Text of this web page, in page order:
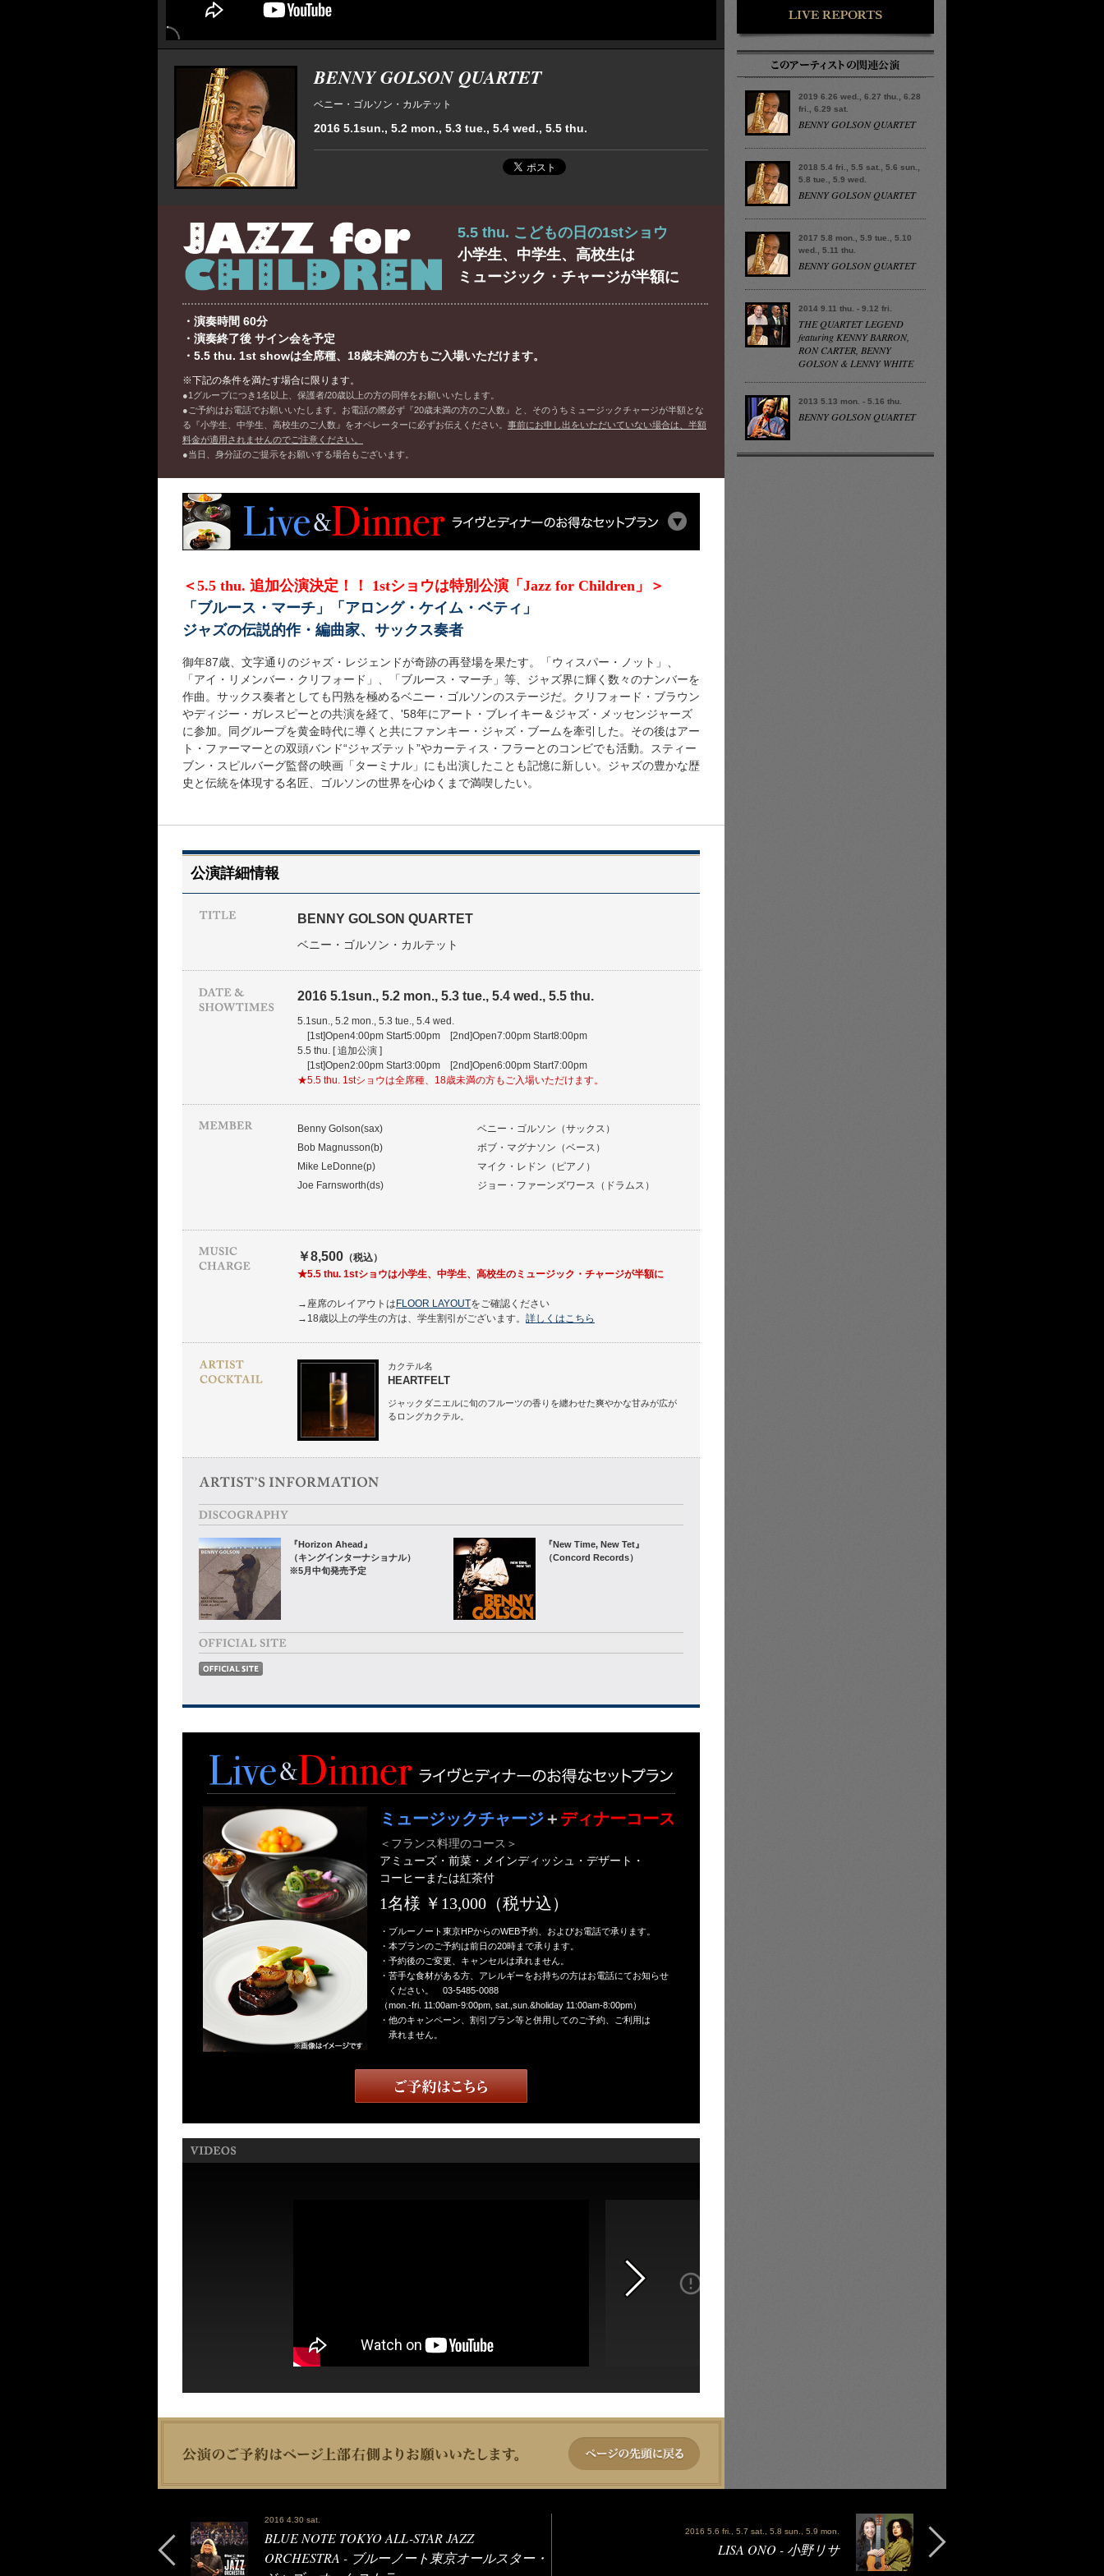
BENNY GOLSON QUARTET
ベニー・ゴルソン・カルテット
2016 5.1sun., 5.2 mon., 5.3 tue., 5.4 wed., 5.5 thu.
5.5 thu. こどもの日の1stショウ
小学生、中学生、高校生は
ミュージック・チャージが半額に
・演奏時間 60分
・演奏終了後 サイン会を予定
・5.5 thu. 1st showは全席種、18歳未満の方もご入場いただけます。
※下記の条件を満たす場合に限ります。
●1グループにつき1名以上、保護者/20歳以上の方の同伴をお願いいたします。
●ご予約はお電話でお願いいたします。お電話の際必ず『20歳未満の方のご人数』と、そのうちミュージックチャージが半額とな
る『小学生、中学生、高校生のご人数』をオペレーターに必ずお伝えください。 事前にお申し出をいただいていない場合は、半額
料金が適用されませんのでご注意ください。
●当日、身分証のご提示をお願いする場合もございます。
＜5.5 thu. 追加公演決定！！ 1stショウは特別公演「Jazz for Children」＞
「ブルース・マーチ」「アロング・ケイム・ベティ」
ジャズの伝説的作・編曲家、サックス奏者
御年87歳、文字通りのジャズ・レジェンドが奇跡の再登場を果たす。「ウィスパー・ノット」、
「アイ・リメンバー・クリフォード」、「ブルース・マーチ」等、ジャズ界に輝く数々のナンバーを
作曲。サックス奏者としても円熟を極めるベニー・ゴルソンのステージだ。クリフォード・ブラウン
やディジー・ガレスピーとの共演を経て、'58年にアート・ブレイキー＆ジャズ・メッセンジャーズ
に参加。同グループを黄金時代に導くと共にファンキー・ジャズ・ブームを牽引した。その後はアー
ト・ファーマーとの双頭バンド“ジャズテット”やカーティス・フラーとのコンビでも活動。スティー
ブン・スピルバーグ監督の映画「ターミナル」にも出演したことも記憶に新しい。ジャズの豊かな歴
史と伝統を体現する名匠、ゴルソンの世界を心ゆくまで満喫したい。
公演詳細情報
BENNY GOLSON QUARTET
ベニー・ゴルソン・カルテット
2016 5.1sun., 5.2 mon., 5.3 tue., 5.4 wed., 5.5 thu.
5.1sun., 5.2 mon., 5.3 tue., 5.4 wed.
[1st]Open4:00pm Start5:00pm [2nd]Open7:00pm Start8:00pm
5.5 thu. [ 追加公演 ]
[1st]Open2:00pm Start3:00pm [2nd]Open6:00pm Start7:00pm
★5.5 thu. 1stショウは全席種、18歳未満の方もご入場いただけます。
Benny Golson(sax)
ベニー・ゴルソン（サックス）
Bob Magnusson(b)
ボブ・マグナソン（ベース）
Mike LeDonne(p)
マイク・レドン（ピアノ）
Joe Farnsworth(ds)
ジョー・ファーンズワース（ドラムス）
￥8,500 （税込）
★5.5 thu. 1stショウは小学生、中学生、高校生のミュージック・チャージが半額に
→座席のレイアウトは FLOOR LAYOUTをご確認ください
→18歳以上の学生の方は、学生割引がございます。 詳しくはこちら
カクテル名
HEARTFELT
ジャックダニエルに旬のフルーツの香りを纏わせた爽やかな甘みが広が
るロングカクテル。
『Horizon Ahead』
（キングインターナショナル）
※5月中旬発売予定
『New Time, New Tet』
（Concord Records）
ミュージックチャージ＋ ディナーコース
＜フランス料理のコース＞
アミューズ・前菜・メインディッシュ・デザート・
コーヒーまたは紅茶付
1名様 ￥13,000（税サ込）
・ブルーノート東京HPからのWEB予約、およびお電話で承ります。
・本プランのご予約は前日の20時まで承ります。
・予約後のご変更、キャンセルは承れません。
・苦手な食材がある方、アレルギーをお持ちの方はお電話にてお知らせ
ください。 03-5485-0088
（mon.-fri. 11:00am-9:00pm, sat.,sun.&holiday 11:00am-8:00pm）
・他のキャンペーン、割引プラン等と併用してのご予約、ご利用は
承れません。
2019 6.26 wed., 6.27 thu., 6.28
fri., 6.29 sat.
BENNY GOLSON QUARTET
2018 5.4 fri., 5.5 sat., 5.6 sun.,
5.8 tue., 5.9 wed.
BENNY GOLSON QUARTET
2017 5.8 mon., 5.9 tue., 5.10
wed., 5.11 thu.
BENNY GOLSON QUARTET
2014 9.11 thu. - 9.12 fri.
THE QUARTET LEGEND
featuring KENNY BARRON,
RON CARTER, BENNY
GOLSON & LENNY WHITE
2013 5.13 mon. - 5.16 thu.
BENNY GOLSON QUARTET
2016 4.30 sat.
BLUE NOTE TOKYO ALL-STAR JAZZ
ORCHESTRA - ブルーノート東京オールスター・
2016 5.6 fri., 5.7 sat., 5.8 sun., 5.9 mon.
LISA ONO - 小野リサ